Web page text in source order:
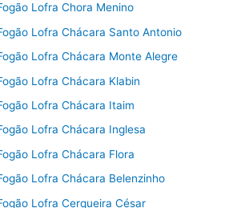
Lofra Chora Menino
Lofra Chácara Santo Antonio
Lofra Chácara Monte Alegre
Lofra Chácara Klabin
Lofra Chácara Itaim
Lofra Chácara Inglesa
Lofra Chácara Flora
Lofra Chácara Belenzinho
Lofra Cerqueira César